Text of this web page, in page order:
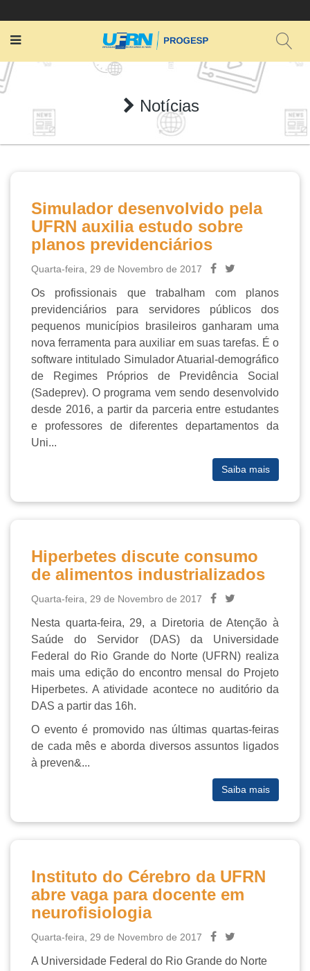
Notícias
Simulador desenvolvido pela
UFRN auxilia estudo sobre
planos previdenciários
Quarta-feira, 29 de Novembro de 2017
Os profissionais que trabalham com planos
previdenciários para servidores públicos dos
pequenos municípios brasileiros ganharam uma
nova ferramenta para auxiliar em suas tarefas. É o
software intitulado Simulador Atuarial-demográfico
de Regimes Próprios de Previdência Social
(Sadeprev). O programa vem sendo desenvolvido
desde 2016, a partir da parceria entre estudantes
e professores de diferentes departamentos da
Uni...
Saiba mais
Hiperbetes discute consumo
de alimentos industrializados
Quarta-feira, 29 de Novembro de 2017
Nesta quarta-feira, 29, a Diretoria de Atenção à
Saúde do Servidor (DAS) da Universidade
Federal do Rio Grande do Norte (UFRN) realiza
mais uma edição do encontro mensal do Projeto
Hiperbetes. A atividade acontece no auditório da
DAS a partir das 16h.
O evento é promovido nas últimas quartas-feiras
de cada mês e aborda diversos assuntos ligados
à preven&...
Saiba mais
Instituto do Cérebro da UFRN
abre vaga para docente em
neurofisiologia
Quarta-feira, 29 de Novembro de 2017
A Universidade Federal do Rio Grande do Norte